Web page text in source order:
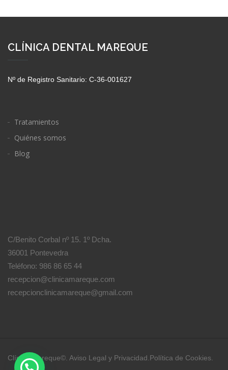
CLÍNICA DENTAL MAREQUE
Nº de Registro Sanitario: C-36-001627
Tratamientos
Quiénes somos
Blog
C/Benito Corbal nº 15. 1º Dcha.
36001 Pontevedra
Teléfono: 986 86 65 44
recepcion@clinicamareque.com
recepcionclinicamareque@gmail.com
Clínica Mareque©. Aviso Legal y Privacidad.Política de Cookies.